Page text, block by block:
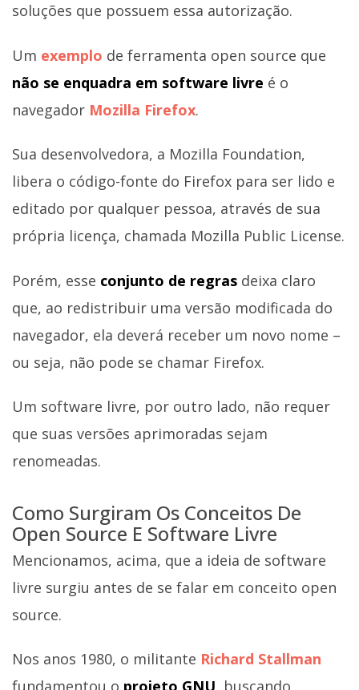
soluções que possuem essa autorização.
Um exemplo de ferramenta open source que
não se enquadra em software livre é o
navegador Mozilla Firefox.
Sua desenvolvedora, a Mozilla Foundation,
libera o código-fonte do Firefox para ser lido e
editado por qualquer pessoa, através de sua
própria licença, chamada Mozilla Public License.
Porém, esse conjunto de regras deixa claro
que, ao redistribuir uma versão modificada do
navegador, ela deverá receber um novo nome –
ou seja, não pode se chamar Firefox.
Um software livre, por outro lado, não requer
que suas versões aprimoradas sejam
renomeadas.
Como Surgiram Os Conceitos De
Open Source E Software Livre
Mencionamos, acima, que a ideia de software
livre surgiu antes de se falar em conceito open
source.
Nos anos 1980, o militante Richard Stallman
fundamentou o projeto GNU, buscando